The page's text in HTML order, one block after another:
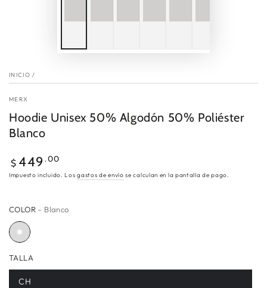
INICIO /
MERX
Hoodie Unisex 50% Algodón 50% Poliéster
Blanco
Precio
regular
$ 449 .00
Impuesto incluido. Losgastos de envío se calculan en la pantalla de pago.
COLOR – Blanco
TALLA
CH